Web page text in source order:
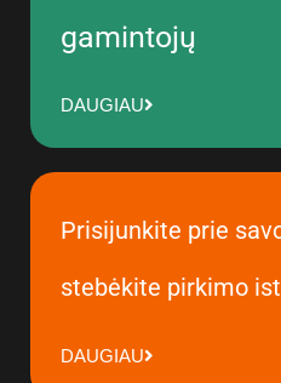
gamintojų
DAUGIAU
Prisijunkite prie
stebėkite pirkimo
DAUGIAU